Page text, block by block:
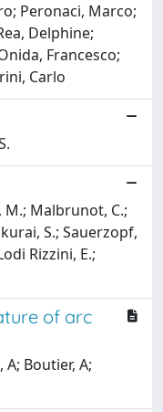
Peronaci, Marco;
Delphine;
Francesco;
Carlo
M.; Malbrunot, C.;
S.; Sauerzopf,
Rizzini, E.;
of arc
Boutier, A;